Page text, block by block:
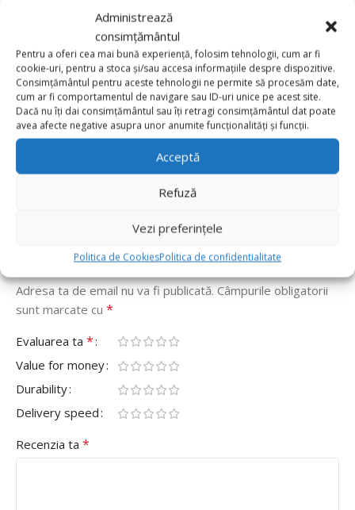
Administrează
consimțământul
Pentru a oferi cea mai bună experiență, folosim tehnologii, cum ar fi
cookie-uri, pentru a stoca și/sau accesa informațiile despre dispozitive.
Consimțământul pentru aceste tehnologii ne permite să procesăm date,
cum ar fi comportamentul de navigare sau ID-uri unice pe acest site.
Dacă nu îți dai consimțământul sau îți retragi consimțământul dat poate
avea afecte negative asupra unor anumite funcționalități și funcții.
Acceptă
Refuză
Vezi preferințele
Politica de CookiesPolitica de confidentialitate
Recenzii de la clienti
0 reviews
0
0
Fii primul care scrii o recenzie pentru „Balon Folie In
Forma De Penis Roz 48cm x 82cm”
Adresa ta de email nu va fi publicată. Câmpurile obligatorii
sunt marcate cu *
Evaluarea ta *
Value for money
Durability
Delivery speed
Recenzia ta *